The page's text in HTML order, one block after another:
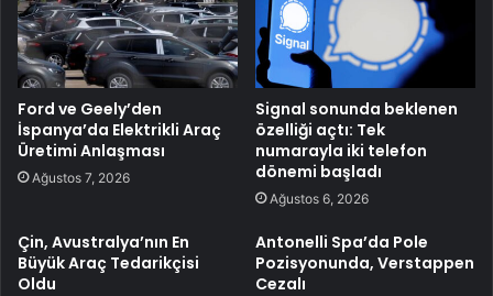
Ford ve Geely’den
İspanya’da Elektrikli Araç
Üretimi Anlaşması
Ağustos 7, 2026
Signal sonunda beklenen
özelliği açtı: Tek
numarayla iki telefon
dönemi başladı
Ağustos 6, 2026
Çin, Avustralya’nın En
Büyük Araç Tedarikçisi
Oldu
Antonelli Spa’da Pole
Pozisyonunda, Verstappen
Cezalı